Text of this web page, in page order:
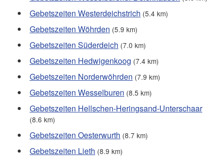
Gebetszeiten Westerdeichstrich (5.4 km)
Gebetszeiten Wöhrden (5.9 km)
Gebetszeiten Süderdeich (7.0 km)
Gebetszeiten Hedwigenkoog (7.4 km)
Gebetszeiten Norderwöhrden (7.9 km)
Gebetszeiten Wesselburen (8.5 km)
Gebetszeiten Hellschen-Heringsand-Unterschaar
(8.6 km)
Gebetszeiten Oesterwurth (8.7 km)
Gebetszeiten Lieth (8.9 km)